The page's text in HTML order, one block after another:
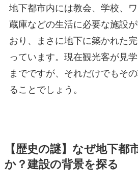
地下都市内には教会、学校、
蔵庫などの生活に必要な施設
おり、まさに地下に築かれた
っています。現在観光客が見
までですが、それだけでもそ
ることでしょう。
【歴史の謎】なぜ地下都
か？建設の背景を探る